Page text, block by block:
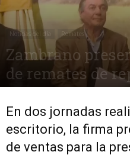
Noticias del día Remates
Zambrano
de remates de
En dos jornadas
escritorio, la firma
de ventas para la